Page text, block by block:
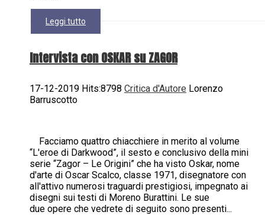
Leggi tutto
Intervista con OSKAR su ZAGOR
17-12-2019 Hits:8798 Critica d'Autore Lorenzo
Barruscotto
Facciamo quattro chiacchiere in merito al volume
“L'eroe di Darkwood”, il sesto e conclusivo della mini
serie “Zagor – Le Origini” che ha visto Oskar, nome
d'arte di Oscar Scalco, classe 1971, disegnatore con
all'attivo numerosi traguardi prestigiosi, impegnato ai
disegni sui testi di Moreno Burattini. Le sue
due opere che vedrete di seguito sono presenti...